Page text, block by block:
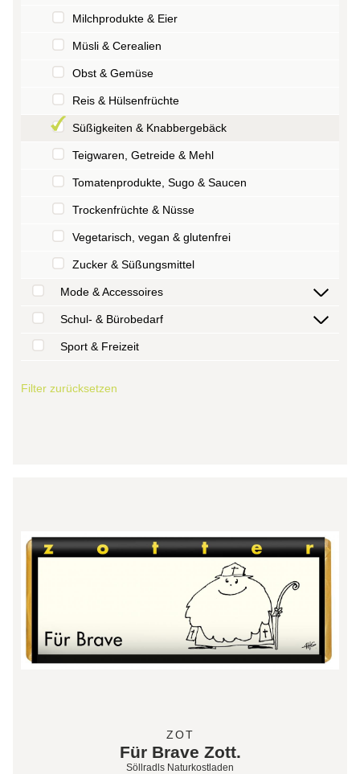
Milchprodukte & Eier
Müsli & Cerealien
Obst & Gemüse
Reis & Hülsenfrüchte
Süßigkeiten & Knabbergebäck
Teigwaren, Getreide & Mehl
Tomatenprodukte, Sugo & Saucen
Trockenfrüchte & Nüsse
Vegetarisch, vegan & glutenfrei
Zucker & Süßungsmittel
Mode & Accessoires
Schul- & Bürobedarf
Sport & Freizeit
Filter zurücksetzen
ZOT
Für Brave Zott.
Söllradls Naturkostladen